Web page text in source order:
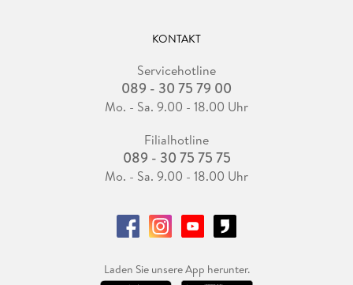
KONTAKT
Servicehotline
089 - 30 75 79 00
Mo. - Sa. 9.00 - 18.00 Uhr
Filialhotline
089 - 30 75 75 75
Mo. - Sa. 9.00 - 18.00 Uhr
Laden Sie unsere App herunter.